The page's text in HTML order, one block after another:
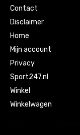
Contact
Disclaimer
Home
Mijn account
Privacy
Sport247.nl
Winkel
Winkelwagen